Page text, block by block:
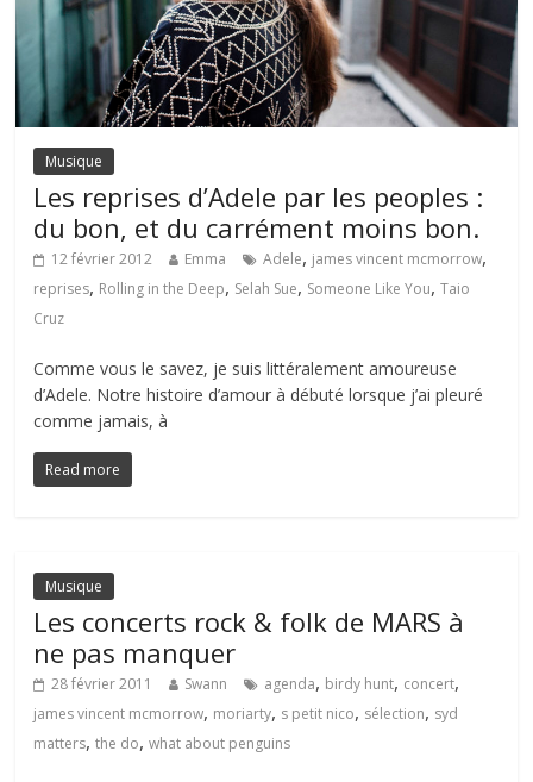
Musique
Les reprises d’Adele par les peoples :
du bon, et du carrément moins bon.
12 février 2012 Emma Adele, james vincent mcmorrow,
reprises, Rolling in the Deep, Selah Sue, Someone Like You,Taio
Cruz
Comme vous le savez, je suis littéralement amoureuse
d’Adele. Notre histoire d’amour à débuté lorsque j’ai pleuré
comme jamais, à
Read more
Musique
Les concerts rock & folk de MARS à
ne pas manquer
28 février 2011 Swann agenda, birdy hunt, concert,
james vincent mcmorrow, moriarty, s petit nico, sélection, syd
matters,the do,what about penguins